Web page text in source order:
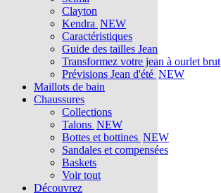
Clayton
Kendra NEW
Caractéristiques
Guide des tailles Jean
Transformez votre jean à ourlet brut
Prévisions Jean d'été NEW
Maillots de bain
Chaussures
Collections
Talons NEW
Bottes et bottines NEW
Sandales et compensées
Baskets
Voir tout
Découvrez